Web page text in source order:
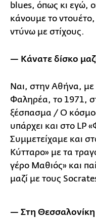
blues, όπως κι εγώ,
κάνουμε το
ντύνω με στίχους.
— Κάνατε δίσκο
Ναι, στην Αθήνα,
Φαληρέα, το 1971,
ξέσπασμα / Ο
υπάρχει και στο LP
Συμμετείχαμε και
Κύτταρο» με τα
γέρο Μαθιός» και
μαζί με τους
— Στη Θεσσαλονίκη